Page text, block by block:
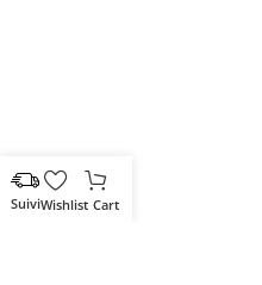
Wishlist Cart